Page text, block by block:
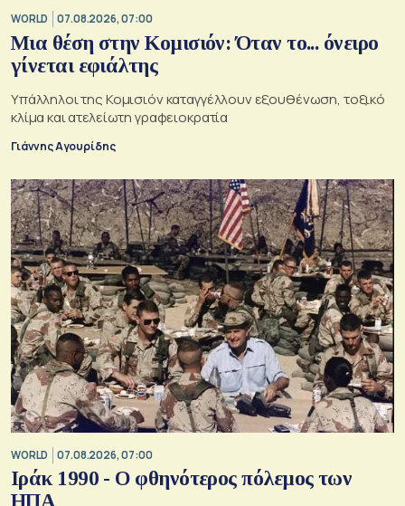
WORLD 07.08.2026, 07:00
Μια θέση στην Κομισιόν: Όταν το... όνειρο
γίνεται εφιάλτης
Υπάλληλοι της Κομισιόν καταγγέλλουν εξουθένωση, τοξικό
κλίμα και ατελείωτη γραφειοκρατία
Γιάννης Αγουρίδης
WORLD 07.08.2026, 07:00
Ιράκ 1990 - Ο φθηνότερος πόλεμος των
ΗΠΑ